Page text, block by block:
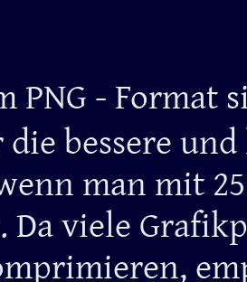
PNG - Format
bessere
man mit
Da viele